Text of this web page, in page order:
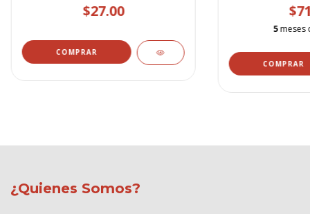
$27.00
COMPRAR
5 meses
COMPRAR
¿Quienes Somos?